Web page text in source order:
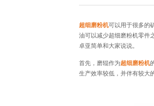
超细磨粉机可以用于很多的
油可以减少超细磨粉机零件
卓亚简单和大家说说。
首先，磨辊作为超细磨粉机
生产效率较低，并伴有较大